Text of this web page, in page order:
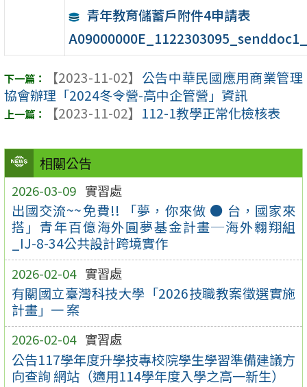
相關公告
2026-03-09 實習處
出國交流~~免費!! 「夢，你來做 ● 台，國家來
搭」青年百億海外圓夢基金計畫─海外翱翔組
_IJ-8-34公共設計跨境實作
2026-02-04 實習處
有關國立臺灣科技大學「2026技職教案徵選實施
計畫」一 案
2026-02-04 實習處
公告117學年度升學技專校院學生學習準備建議方
向查詢 網站（適用114學年度入學之高一新生）
青年教育儲蓄戶附件4申請表
【2023-11-02】 公告中華民國應用商業管理
協會辦理「2024冬令營-高中企管營」資訊
【2023-11-02】 112-1教學正常化檢核表